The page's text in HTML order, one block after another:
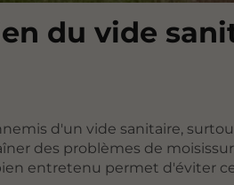
du vide
d'un vide sanitaire,
des problèmes de
entretenu permet d'éviter